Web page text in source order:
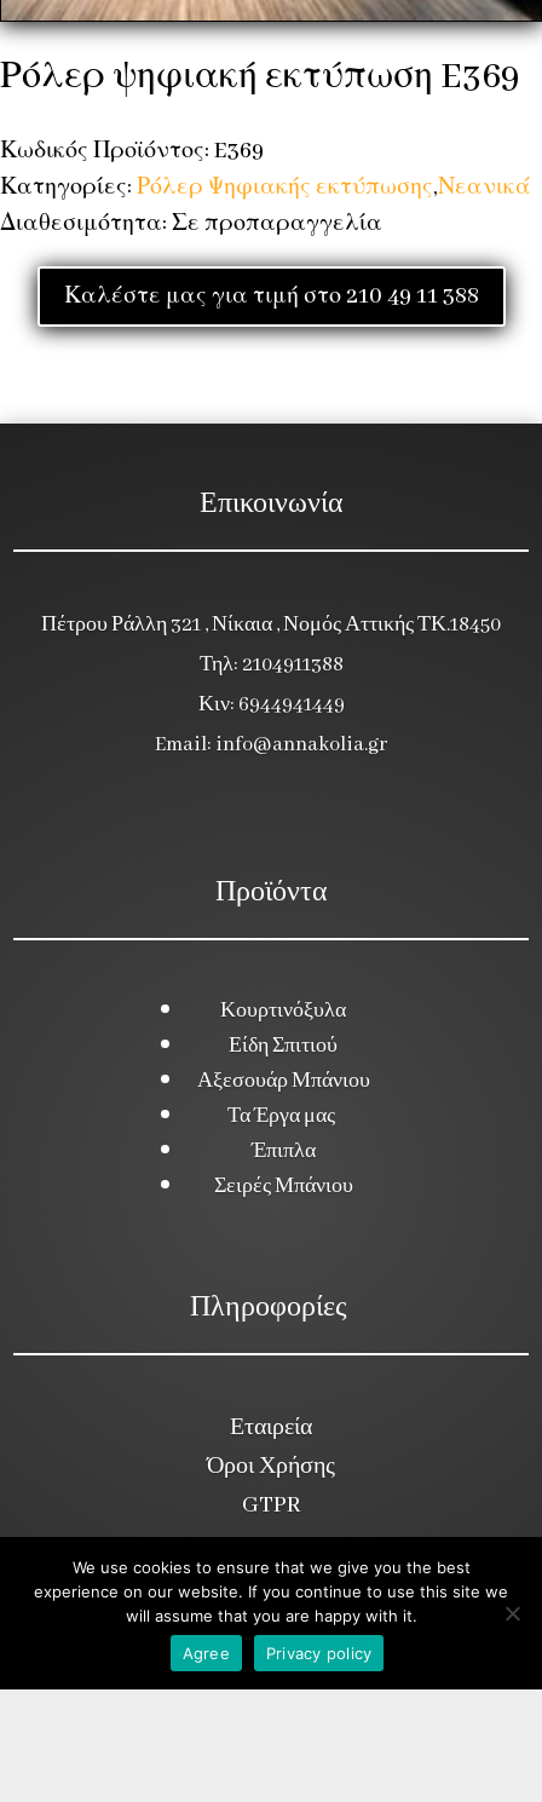
Ρόλερ ψηφιακή εκτύπωση E369
Κωδικός Προϊόντος: E369
Κατηγορίες: Ρόλερ Ψηφιακής εκτύπωσης,Νεανικά
Διαθεσιμότητα: Σε προπαραγγελία
Καλέστε μας για τιμή στο 210 49 11 388
Επικοινωνία
Πέτρου Ράλλη 321 , Νίκαια , Νομός Αττικής ΤΚ.18450
Τηλ: 2104911388
Κιν: 6944941449
Email: info@annakolia.gr
Προϊόντα
Κουρτινόξυλα
Είδη Σπιτιού
Αξεσουάρ Μπάνιου
Τα Έργα μας
Έπιπλα
Σειρές Μπάνιου
Πληροφορίες
Εταιρεία
Όροι Χρήσης
GTPR
Κοινωνικά Δίκτυα
We use cookies to ensure that we give you the best
experience on our website. If you continue to use this site we
will assume that you are happy with it.
Agree
Privacy policy
Viber